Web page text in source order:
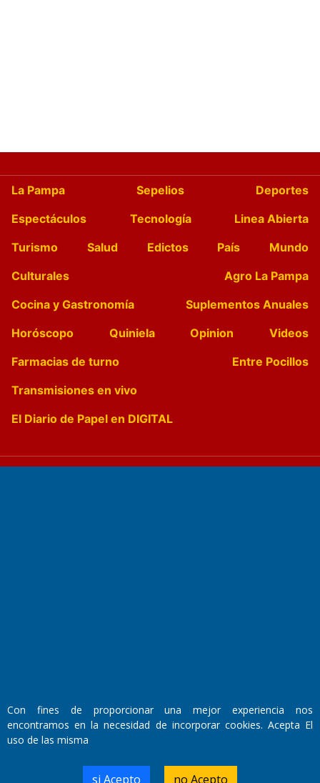
La Pampa Sepelios
Deportes
Espectáculos
Tecnología
Linea Abierta
Turismo
Salud Edictos País
Mundo
Culturales
Agro La Pampa
Cocina y Gastronomía
Suplementos Anuales
Horóscopo
Quiniela Opinion
Videos
Farmacias de turno
Entre Pocillos
Transmisiones en vivo
El Diario de Papel en DIGITAL
Santa Rosa, La Pampa.
Número de Registro DNDA:
Con fines de proporcionar una mejor experiencia nos
encontramos en la necesidad de incorporar cookies. Acepta El
uso de las misma
si Acepto no Acepto